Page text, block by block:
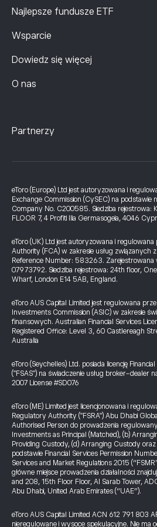
Najlepsze fundusze ETF
Wsparcie
Dowiedz się więcej
O nas
Partnerzy
eToro (Europe) Ltd jest autoryzowana i
Exchange Commission (CySEC) na podstawie
Company No. C200585. Siedziba rejestrowa:
FLOOR 7, 4 Profiti Ilia Germasogeia, 4046
eToro (UK) Ltd jest autoryzowana i
Authority (FCA) w zakresie usług związanych
Reference Number: 583263. Zarejestrowana
07973792. Siedziba rejestrowa: 24th floor,
Wharf, London E14 5AB, England.
eToro AUS Capital Limited jest regulowana
Investments Commission (ASIC) w zakresie
finansowych. Australian Financial Services
Registered Office: Level 3, 60 Castlereagh
Australia
eToro (Seychelles) Ltd. posiada licencję
("FSAS") na świadczenie usług broker-dealer
2007 License #SD076
eToro (ME) Limited jest licencjonowana i
Regulatory Authority ("FSRA") Abu Dhabi
Authorised Person do prowadzenia
Investments as Principal (Matched), (b)
Providing Custody, (d) Arranging Custody oraz
podstawie Financial Services Permission
Services and Market Regulations 2015
główne miejsce prowadzenia działalności
and 208, 15th Floor Floor, Al Sarab Tower,
Abu Dhabi, United Arab Emirates (“UAE”).
eToro AUS Capital Limited ACN 612 791 803
nieregulowane i wysoce spekulacyjne. Nie ma